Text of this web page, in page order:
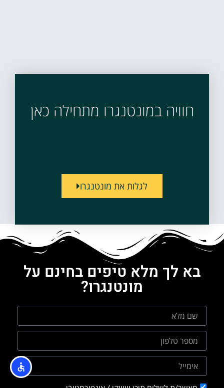
חוויה במונטנגרו מתחילה כאן
לגלות את מונטנגרו
בא לך מלא טיפים בחינם על
מונטנגרו?